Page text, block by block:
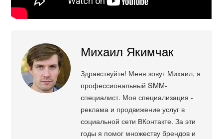
Михаил Якимчак
Здравствуйте! Меня зовут Михаил, я
профессиональный SMM-
специалист. Моя специализация -
реклама и продвижение услуг в
социальной сети ВКонтакте. За эти
годы я помог множеству брендов и